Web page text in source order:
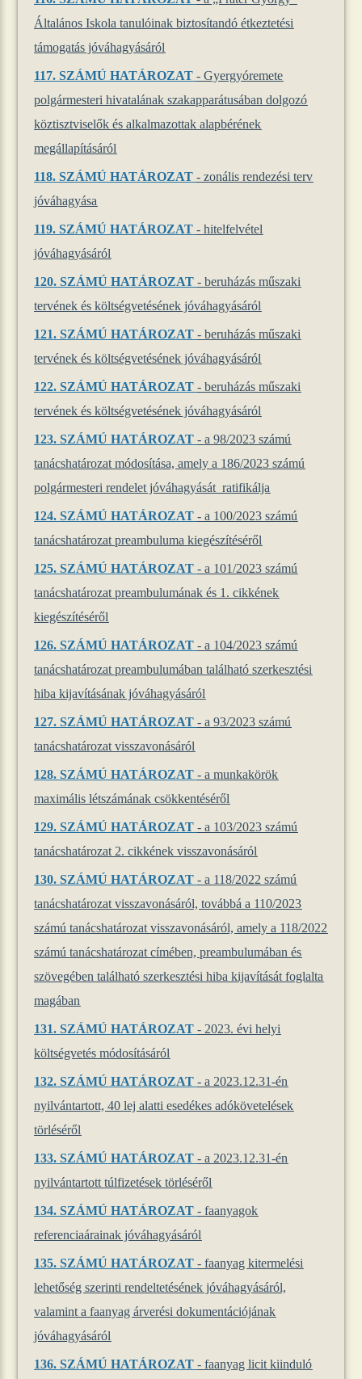
Általános Iskola tanulóinak biztosítandó étkeztetési
támogatás jóváhagyásáról
117. SZÁMÚ HATÁROZAT- Gyergyóremete
polgármesteri hivatalának szakapparátusában dolgozó
köztisztviselők és alkalmazottak alapbérének
megállapításáról
118. SZÁMÚ HATÁROZAT- zonális rendezési terv
jóváhagyása
119. SZÁMÚ HATÁROZAT- hitelfelvétel
jóváhagyásáról
120. SZÁMÚ HATÁROZAT- beruházás műszaki
tervének és költségvetésének jóváhagyásáról
121. SZÁMÚ HATÁROZAT- beruházás műszaki
tervének és költségvetésének jóváhagyásáról
122. SZÁMÚ HATÁROZAT- beruházás műszaki
tervének és költségvetésének jóváhagyásáról
123. SZÁMÚ HATÁROZAT- a 98/2023 számú
tanácshatározat módosítása, amely a 186/2023 számú
polgármesteri rendelet jóváhagyását ratifikálja
124. SZÁMÚ HATÁROZAT- a 100/2023 számú
tanácshatározat preambuluma kiegészítéséről
125. SZÁMÚ HATÁROZAT- a 101/2023 számú
tanácshatározat preambulumának és 1. cikkének
kiegészítéséről
126. SZÁMÚ HATÁROZAT- a 104/2023 számú
tanácshatározat preambulumában található szerkesztési
hiba kijavításának jóváhagyásáról
127. SZÁMÚ HATÁROZAT- a 93/2023 számú
tanácshatározat visszavonásáról
128. SZÁMÚ HATÁROZAT- a munkakörök
maximális létszámának csökkentéséről
129. SZÁMÚ HATÁROZAT- a 103/2023 számú
tanácshatározat 2. cikkének visszavonásáról
130. SZÁMÚ HATÁROZAT- a 118/2022 számú
tanácshatározat visszavonásáról, továbbá a 110/2023
számú tanácshatározat visszavonásáról, amely a 118/2022
számú tanácshatározat címében, preambulumában és
szövegében található szerkesztési hiba kijavítását foglalta
magában
131. SZÁMÚ HATÁROZAT- 2023. évi helyi
költségvetés módosításáról
132. SZÁMÚ HATÁROZAT- a 2023.12.31-én
nyilvántartott, 40 lej alatti esedékes adókövetelések
törléséről
133. SZÁMÚ HATÁROZAT- a 2023.12.31-én
nyilvántartott túlfizetések törléséről
134. SZÁMÚ HATÁROZAT- faanyagok
referenciaárainak jóváhagyásáról
135. SZÁMÚ HATÁROZAT- faanyag kitermelési
lehetőség szerinti rendeltetésének jóváhagyásáról,
valamint a faanyag árverési dokumentációjának
jóváhagyásáról
136. SZÁMÚ HATÁROZAT- faanyag licit kiinduló